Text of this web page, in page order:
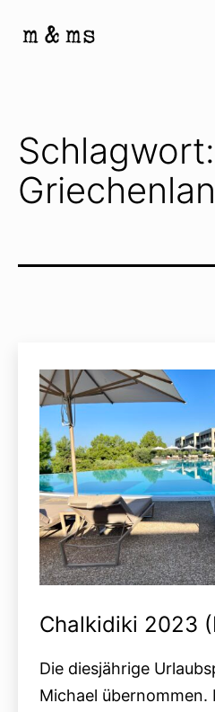
Inhalt
&
Ms
Schlagwort:
Chalkidiki 2023
Die diesjährige
Michael übernommen.